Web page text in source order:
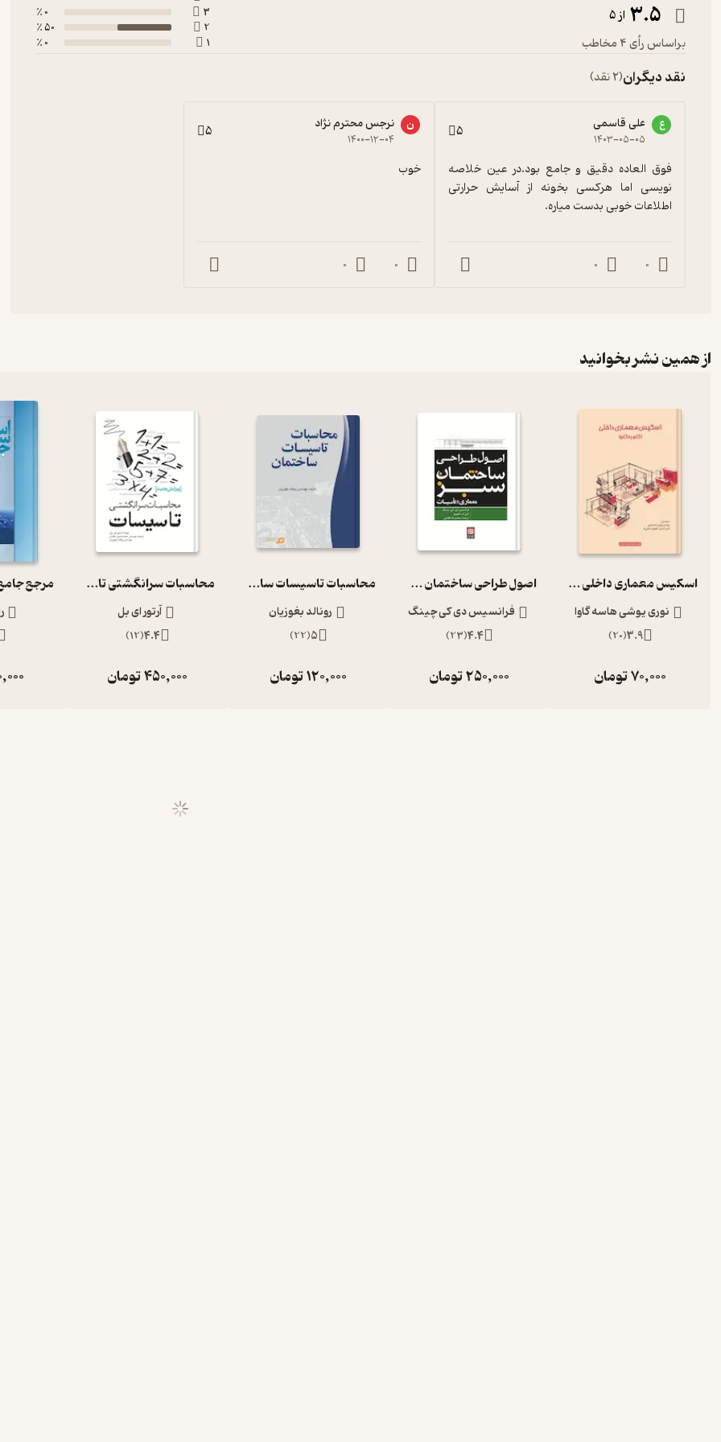
3.5 از 5
براساس رأی 4 مخاطب
3
0 ٪
2
50 ٪
1
0 ٪
نقد دیگران(2 نقد)
ع علی قاسمی
۱۴۰۳-۰۵-۰۵ 5
اطلاعات خوبی بدست میاره.
0
0
ن نرجس محترم نژاد
۱۴۰۰-۱۲-۰۴ 5
خوب
0
0
از همین نشر بخوانید
اسکیس معماری داخلی گام به گام
نوری یوشی هاسه گاوا
3.9
(
20
)
70,000تومان
اصول طراحی ساختمان سبز معماری و تاسیسات
فرانسیس دی کی چینگ
4.4
(
23
)
250,000تومان
محاسبات تاسیسات ساختمان
رونالد بغوزیان
5
(
22
)
120,000تومان
محاسبات سرانگشتی تاسیسات
آرتور ای بل
4.4
(
12
)
450,000تومان